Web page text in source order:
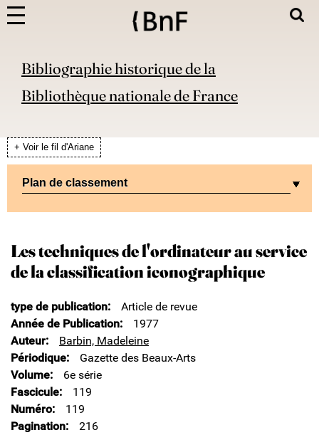
Bibliographie historique de la
Bibliothèque nationale de France
+ Voir le fil d'Ariane
Plan de classement
Les techniques de l'ordinateur au service
de la classification iconographique
type de publication
Article de revue
Année de Publication
1977
Auteur
Barbin, Madeleine
Périodique
Gazette des Beaux-Arts
Volume
6e série
Fascicule
119
Numéro
119
Pagination
216